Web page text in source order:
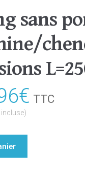
sans
€ TTC